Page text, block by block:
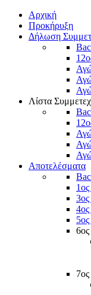
Αρχική
Προκήρυξη
Δήλωση
Λίστα
Αποτελέσματα
3ος
4ος
6ος